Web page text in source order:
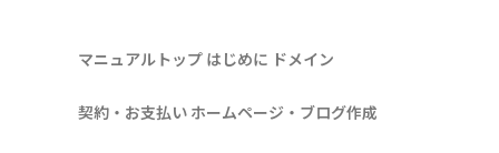
マニュアルトップ はじめに ドメイン
契約・お支払い ホームページ・ブログ作成